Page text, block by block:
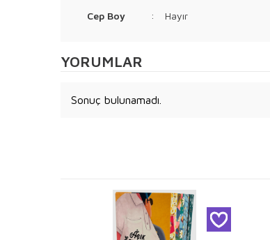
Cep Boy : Hayır
YORUMLAR
Sonuç bulunamadı.